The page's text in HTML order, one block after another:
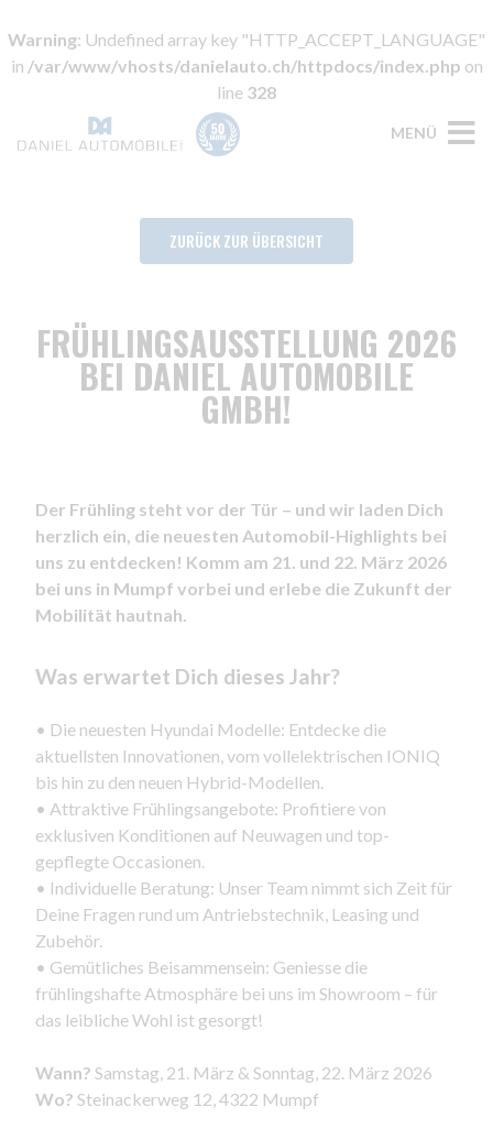
Warning: Undefined array key "HTTP_ACCEPT_LANGUAGE"
in /var/www/vhosts/danielauto.ch/httpdocs/index.php on
line 328
MENÜ
ZURÜCK ZUR ÜBERSICHT
FRÜHLINGSAUSSTELLUNG 2026
BEI DANIEL AUTOMOBILE
GMBH!
Der Frühling steht vor der Tür – und wir laden Dich
herzlich ein, die neuesten Automobil-Highlights bei
uns zu entdecken! Komm am 21. und 22. März 2026
bei uns in Mumpf vorbei und erlebe die Zukunft der
Mobilität hautnah.
Was erwartet Dich dieses Jahr?
• Die neuesten Hyundai Modelle: Entdecke die
aktuellsten Innovationen, vom vollelektrischen IONIQ
bis hin zu den neuen Hybrid-Modellen.
• Attraktive Frühlingsangebote: Profitiere von
exklusiven Konditionen auf Neuwagen und top-
gepflegte Occasionen.
• Individuelle Beratung: Unser Team nimmt sich Zeit für
Deine Fragen rund um Antriebstechnik, Leasing und
Zubehör.
• Gemütliches Beisammensein: Geniesse die
frühlingshafte Atmosphäre bei uns im Showroom – für
das leibliche Wohl ist gesorgt!
Wann? Samstag, 21. März & Sonntag, 22. März 2026
Wo? Steinackerweg 12, 4322 Mumpf